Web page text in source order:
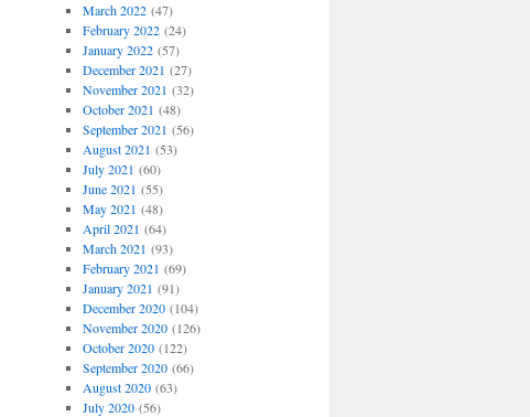
March 2022(47)
February 2022(24)
January 2022(57)
December 2021 (27)
November 2021 (32)
October 2021 (48)
September 2021 (56)
August 2021 (53)
July 2021 (60)
June 2021 (55)
May 2021 (48)
April 2021 (64)
March 2021 (93)
February 2021 (69)
January 2021 (91)
December 2020(104)
November 2020(126)
October 2020(122)
September 2020(66)
August 2020(63)
July 2020(56)